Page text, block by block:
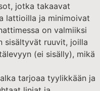
jotka takaavat
lattioilla ja minimoivat
on valmiiksi
sisältyvät ruuvit, joilla
(ei sisälly), mikä
tarjoaa tyylikkään ja